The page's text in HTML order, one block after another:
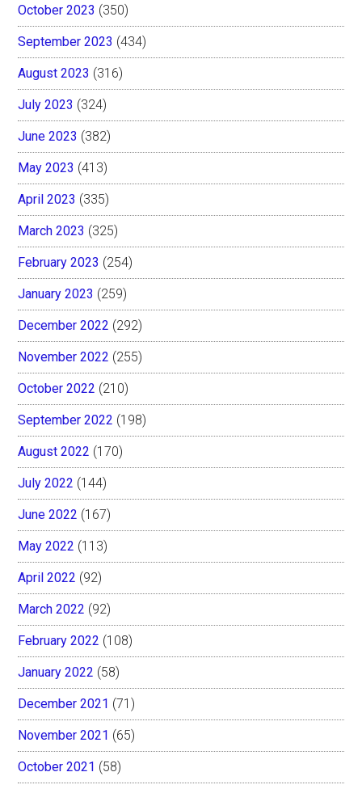
October 2023 (350)
September 2023 (434)
August 2023 (316)
July 2023 (324)
June 2023 (382)
May 2023 (413)
April 2023 (335)
March 2023 (325)
February 2023 (254)
January 2023 (259)
December 2022 (292)
November 2022 (255)
October 2022 (210)
September 2022 (198)
August 2022 (170)
July 2022 (144)
June 2022 (167)
May 2022 (113)
April 2022 (92)
March 2022 (92)
February 2022 (108)
January 2022 (58)
December 2021 (71)
November 2021 (65)
October 2021 (58)